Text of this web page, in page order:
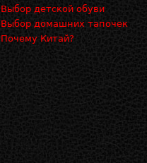
Выбор детской обуви
Выбор домашних тапочек
Почему Китай?